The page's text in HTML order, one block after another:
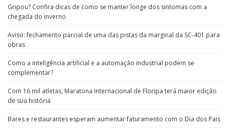
Gripou? Confira dicas de como se manter longe dos sintomas com a
chegada do inverno
Aviso: fechamento parcial de uma das pistas da marginal da SC-401 para
obras
Como a inteligência artificial e a automação industrial podem se
complementar?
Com 16 mil atletas, Maratona Internacional de Floripa terá maior edição
de sua história
Bares e restaurantes esperam aumentar faturamento com o Dia dos Pais